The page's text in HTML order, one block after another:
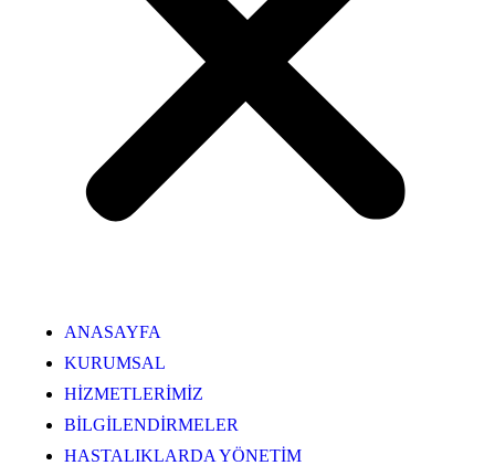
ANASAYFA
KURUMSAL
HİZMETLERİMİZ
BİLGİLENDİRMELER
HASTALIKLARDA YÖNETİM